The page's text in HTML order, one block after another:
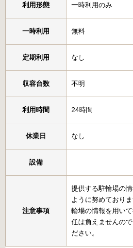
利用形態 一時利用のみ
一時利用 無料
定期利用 なし
収容台数 不明
利用時間 24時間
休業日 なし
設備
注意事項
提供する駐輪場の
ように努めており
輪場の情報を用い
任は負えませんの
ださい。